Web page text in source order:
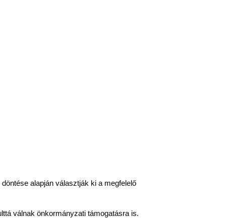
alapján választják ki a megfelelő
válnak önkormányzati támogatásra is.